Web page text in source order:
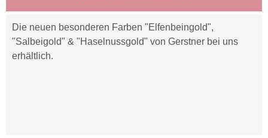
Die neuen besonderen Farben "Elfenbeingold",
"Salbeigold" & "Haselnussgold" von Gerstner bei uns
erhältlich.